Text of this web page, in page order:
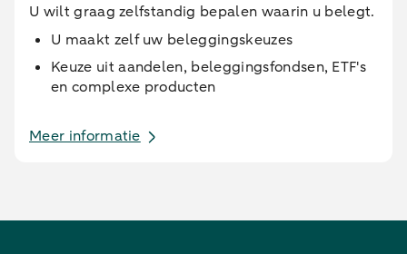
U wilt graag zelfstandig bepalen waarin u belegt.
U maakt zelf uw beleggingskeuzes
Keuze uit aandelen, beleggingsfondsen, ETF's
en complexe producten
Meer informatie